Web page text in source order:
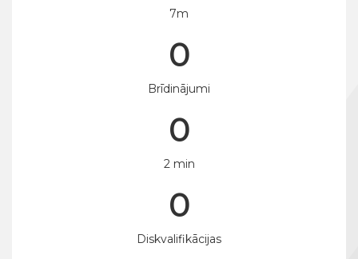
7m
0
Brīdinājumi
0
2 min
0
Diskvalifikācijas